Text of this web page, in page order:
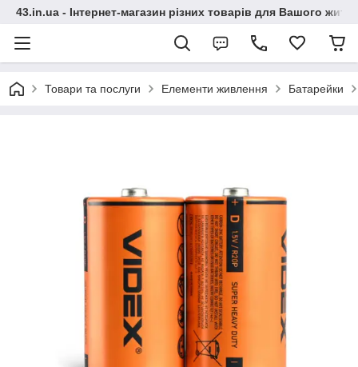
43.in.ua - Інтернет-магазин різних товарів для Вашого
Товари та послуги Елементи живлення Батарейки